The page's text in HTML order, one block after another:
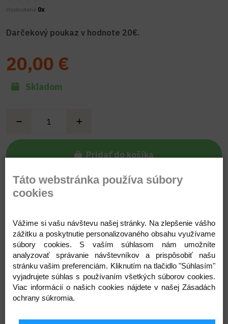
Hodnotené 0x
Darčekový poukaz v hodnote 20€.
Skladom
20,00 €
Pridať do košíka
Táto webstránka používa súbory
cookies
Vážime si vašu návštevu našej stránky. Na zlepšenie vášho
zážitku a poskytnutie personalizovaného obsahu využívame
súbory cookies. S vaším súhlasom nám umožníte
analyzovať správanie návštevníkov a prispôsobiť našu
stránku vašim preferenciám. Kliknutím na tlačidlo "Súhlasím"
vyjadrujete súhlas s používaním všetkých súborov cookies.
Viac informácií o našich cookies nájdete v našej Zásadách
ochrany súkromia.